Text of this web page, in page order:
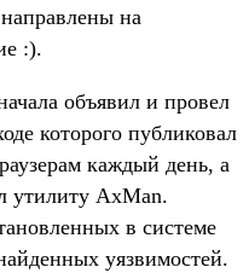
на
:).
объявил и провел
которого публиковал
каждый день, а
утилиту AxMan.
в системе
уязвимостей.